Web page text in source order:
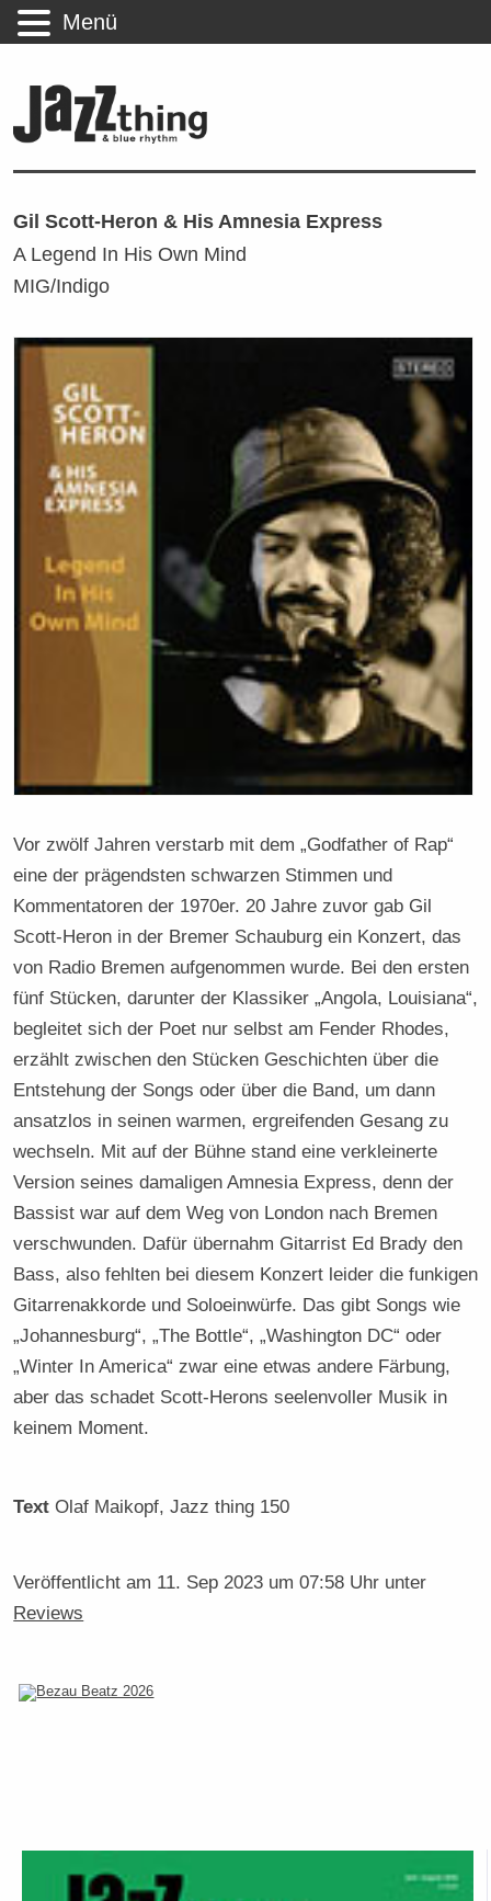
Gil Scott-Heron & His Amnesia Express
A Legend In His Own Mind
MIG/Indigo
Vor zwölf Jahren verstarb mit dem „Godfather of Rap“
eine der prägendsten schwarzen Stimmen und
Kommentatoren der 1970er. 20 Jahre zuvor gab Gil
Scott-Heron in der Bremer Schauburg ein Konzert, das
von Radio Bremen aufgenommen wurde. Bei den ersten
fünf Stücken, darunter der Klassiker „Angola, Louisiana“,
begleitet sich der Poet nur selbst am Fender Rhodes,
erzählt zwischen den Stücken Geschichten über die
Entstehung der Songs oder über die Band, um dann
ansatzlos in seinen warmen, ergreifenden Gesang zu
wechseln. Mit auf der Bühne stand eine verkleinerte
Version seines damaligen Amnesia Express, denn der
Bassist war auf dem Weg von London nach Bremen
verschwunden. Dafür übernahm Gitarrist Ed Brady den
Bass, also fehlten bei diesem Konzert leider die funkigen
Gitarrenakkorde und Soloeinwürfe. Das gibt Songs wie
„Johannesburg“, „The Bottle“, „Washington DC“ oder
„Winter In America“ zwar eine etwas andere Färbung,
aber das schadet Scott-Herons seelenvoller Musik in
keinem Moment.
Text Olaf Maikopf, Jazz thing 150
Veröffentlicht am 11. Sep 2023 um 07:58 Uhr unter
Reviews
Menü